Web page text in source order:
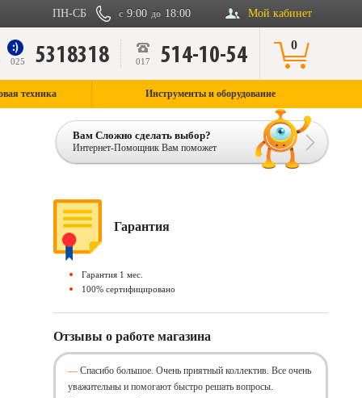
Мой кабинет
с 9:00 до 18:00
ПН-СБ
025 5318318 017 514-10-54 0
техника Инструменты и оборудование
Вам Сложно сделать выбор?
Интернет-Помощник Вам поможет
Гарантия
Гарантия 1 мес.
100% сертифицировано
Отзывы о работе магазина
Спасибо большое. Очень приятный коллектив. Все очень
уважительны и помогают быстро решать вопросы.